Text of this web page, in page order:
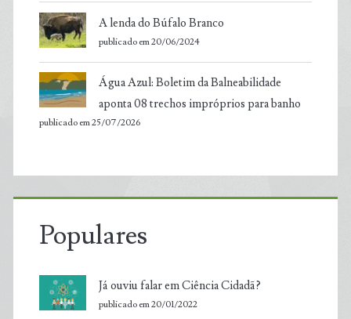
A lenda do Búfalo Branco
publicado em 20/06/2024
Água Azul: Boletim da Balneabilidade
aponta 08 trechos impróprios para banho
publicado em 25/07/2026
Populares
Já ouviu falar em Ciência Cidadã?
publicado em 20/01/2022